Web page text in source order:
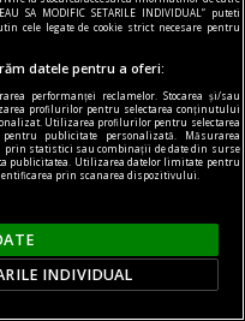
fashion de-a
de-a lungul
resursele și
care făceau parte.
SA MODIFIC SETARILE INDIVIDUAL” puteti
cele legate de cookie strict necesare pentru
datele pentru a oferi:
performanței reclamelor. Stocarea și/sau
profilurilor pentru selectarea conținutului
Utilizarea profilurilor pentru selectarea
publicitate personalizată. Măsurarea
statistici sau combinații de date din surse
publicitatea. Utilizarea datelor limitate pentru
prin scanarea dispozitivului.
INDIVIDUAL